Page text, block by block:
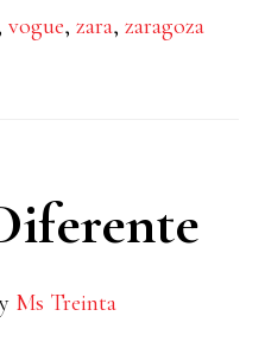
vogue,zara,zaragoza
Ms Treinta